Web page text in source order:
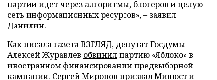
партии идет через алгоритмы, блогеров и целую
сеть информационных ресурсов», – заявил
Данилин.
Как писала газета ВЗГЛЯД, депутат Госдумы
Алексей Журавлев обвинилпартию «Яблоко» в
иностранном финансировании предвыборной
кампании. Сергей Миронов призвалМинюст и